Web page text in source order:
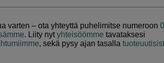
varten – ota yhteyttä puhelimitse numeroon
. Liity nytyhteisöömme tavataksesi
, sekä pysy ajan tasalla